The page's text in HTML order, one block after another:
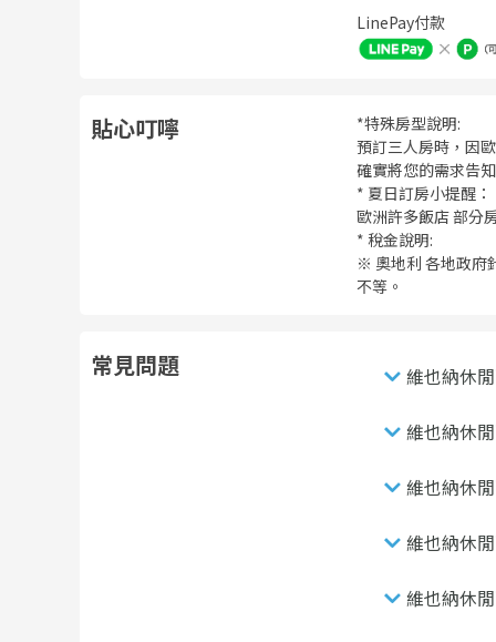
LinePay付款
貼心叮嚀
*特殊房型說明:
預訂三人房時，因
確實將您的需求告
* 夏日訂房小提醒：
歐洲許多飯店 部分
* 稅金說明:
※ 奧地利 各地政府
不等。
常見問題 維也納休
維也納休
維也納休
維也納休
維也納休